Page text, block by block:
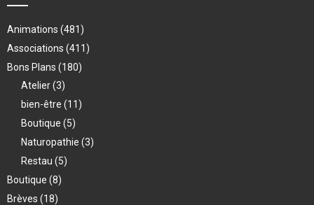
Animations (481)
Associations (411)
Bons Plans (180)
Atelier(3)
bien-être (11)
Boutique (5)
Naturopathie (3)
Restau (5)
Boutique (8)
Brèves (18)